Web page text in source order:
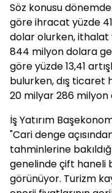
Söz konusu
göre ihracat yüzde
dolar olurken, ithalat
844 milyon dolara
göre yüzde 13,41
bulurken, dış ticaret
20 milyar 286
İş Yatırım
"Cari denge
tahminlerine
genelinde çift haneli
görünüyor. Turizm